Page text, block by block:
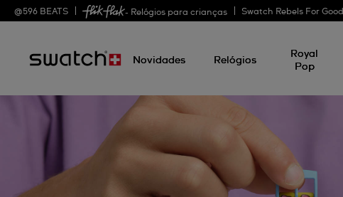
@596 BEATS - Relógios para crianças Swatch Rebels For Good
Novidades Relógios
Royal
Pop